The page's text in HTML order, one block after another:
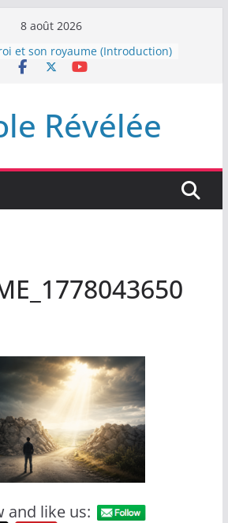
8 août 2026
et son royaume (Introduction)
DANS LA LUMIÈRE
DE DIEU
Révélée
and like us: